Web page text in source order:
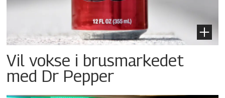
Vil vokse i brusmarkedet
med Dr Pepper